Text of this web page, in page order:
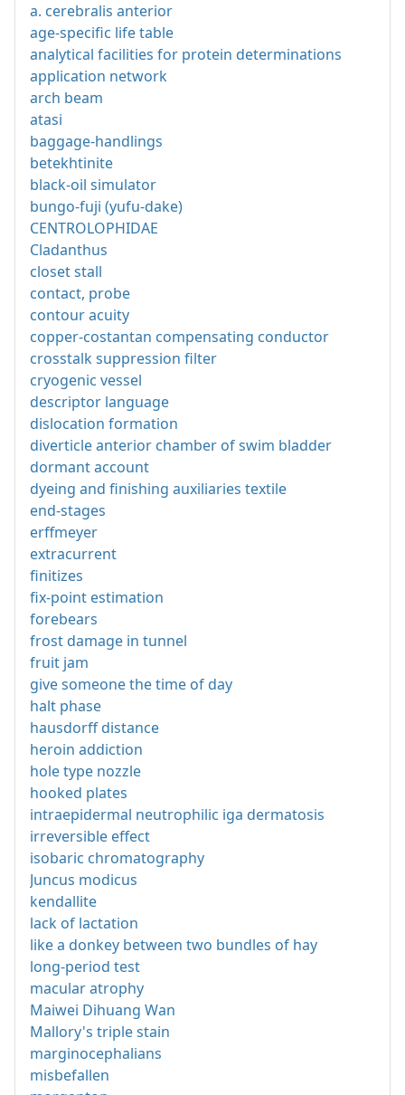
a. cerebralis anterior
age-specific life table
analytical facilities for protein determinations
application network
arch beam
atasi
baggage-handlings
betekhtinite
black-oil simulator
bungo-fuji (yufu-dake)
CENTROLOPHIDAE
Cladanthus
closet stall
contact, probe
contour acuity
copper-costantan compensating conductor
crosstalk suppression filter
cryogenic vessel
descriptor language
dislocation formation
diverticle anterior chamber of swim bladder
dormant account
dyeing and finishing auxiliaries textile
end-stages
erffmeyer
extracurrent
finitizes
fix-point estimation
forebears
frost damage in tunnel
fruit jam
give someone the time of day
halt phase
hausdorff distance
heroin addiction
hole type nozzle
hooked plates
intraepidermal neutrophilic iga dermatosis
irreversible effect
isobaric chromatography
Juncus modicus
kendallite
lack of lactation
like a donkey between two bundles of hay
long-period test
macular atrophy
Maiwei Dihuang Wan
Mallory's triple stain
marginocephalians
misbefallen